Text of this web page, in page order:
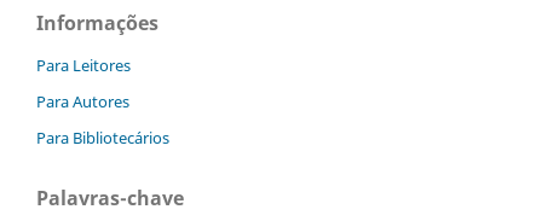
Informações
Para Leitores
Para Autores
Para Bibliotecários
Palavras-chave